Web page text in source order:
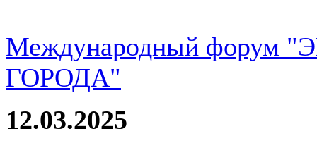
Международный
ГОРОДА"
12.03.2025